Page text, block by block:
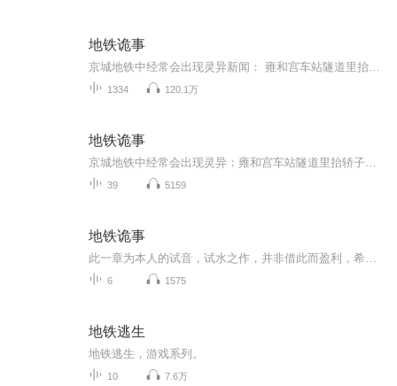
地铁诡事
1334 120.1万
地铁诡事
39 5159
地铁诡事
6 1575
地铁逃生
地铁逃生，游戏系列。
10 7.6万